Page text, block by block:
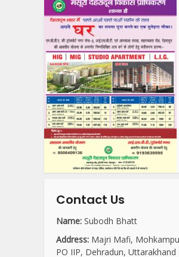
Contact Us
Name: Subodh Bhatt
Address: Majri Mafi,
PO IIP, Dehradun, Uttarakhand